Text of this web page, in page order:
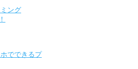
ング
でできるプ